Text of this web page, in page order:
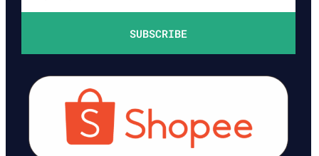
SUBSCRIBE